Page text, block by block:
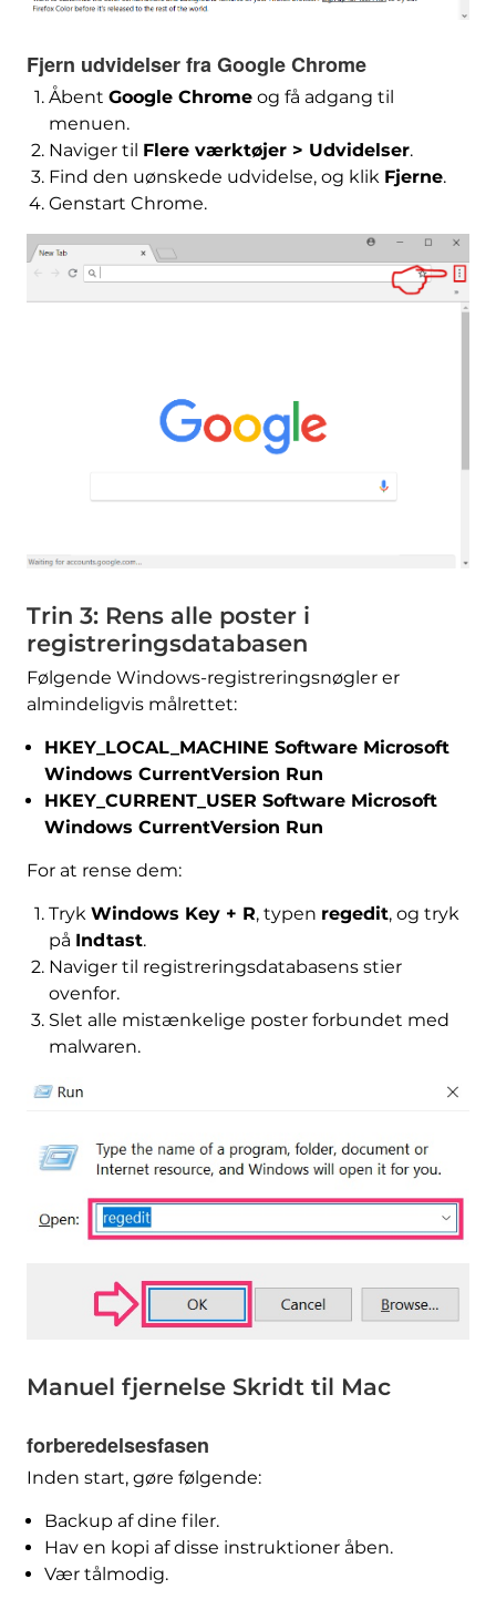
Fjern udvidelser fra Google Chrome
Åbent Google Chromeog få adgang til
menuen.
Naviger til Flere værktøjer > Udvidelser.
Find den uønskede udvidelse, og klik Fjerne.
Genstart Chrome.
Trin 3: Rens alle poster i
registreringsdatabasen
Følgende Windows-registreringsnøgler er
almindeligvis målrettet:
HKEY_LOCAL_MACHINE Software Microsoft
Windows CurrentVersion Run
HKEY_CURRENT_USER Software Microsoft
Windows CurrentVersion Run
For at rense dem:
Tryk Windows Key + R, typen regedit, og tryk
på Indtast.
Naviger til registreringsdatabasens stier
ovenfor.
Slet alle mistænkelige poster forbundet med
malwaren.
Manuel fjernelse Skridt til Mac
forberedelsesfasen
Inden start, gøre følgende:
Backup af dine filer.
Hav en kopi af disse instruktioner åben.
Vær tålmodig.